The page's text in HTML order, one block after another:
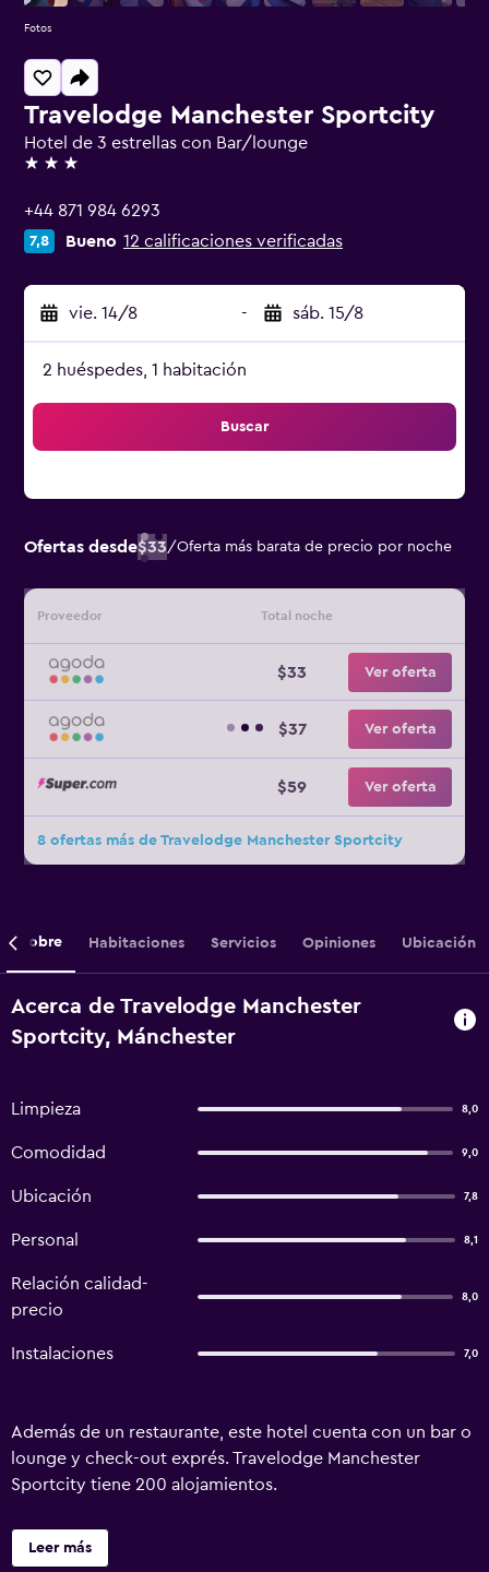
Travelodge Manchester Sportcity
Hotel de 3 estrellas con Bar/lounge
3 estrellas
+44 871 984 6293
7,8 Bueno 12 calificaciones verificadas
vie. 14/8 - sáb. 15/8
2 huéspedes, 1 habitación
Buscar
Ofertas desde$33/Oferta más barata de precio por noche
Proveedor Total noche
$33 Ver oferta
$37 Ver oferta
$59 Ver oferta
8 ofertas más de Travelodge Manchester Sportcity
Fotos
Sobre Habitaciones Servicios Opiniones Ubicación
Acerca de Travelodge Manchester
Sportcity, Mánchester
Limpieza 8,0
Comodidad 9,0
Ubicación 7,8
Personal 8,1
Relación calidad-
precio
8,0
Instalaciones 7,0
Además de un restaurante, este hotel cuenta con un bar o
lounge y check-out exprés. Travelodge Manchester
Sportcity tiene 200 alojamientos.
Leer más